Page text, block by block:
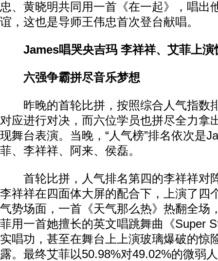
忠、黄晓明共同用一首《在一起》，唱出
谊，这也是导师王伟忠首次登台献唱。
James唱哭央吉玛 李祥祥、艾菲上演
六强争霸拼尽音乐梦想
昨晚的首轮比拼，按照综合人气指数
对应进行对决，而六位学员也拼尽全力拿
现舞台表演。当晚，“人气榜”排名依次是
菲、李祥祥、阿来、侯磊。
首轮比拼，人气排名第四的李祥祥对
李祥祥在四面体大屏的配合下，上演了四
气势场面，一首《天气那么热》热翻全场
菲用一首她擅长的英文唱跳舞曲《Super
实唱功，甚至在舞台上上演玻璃爆破的惊
露。最终艾菲以50.98%对49.02%的微弱